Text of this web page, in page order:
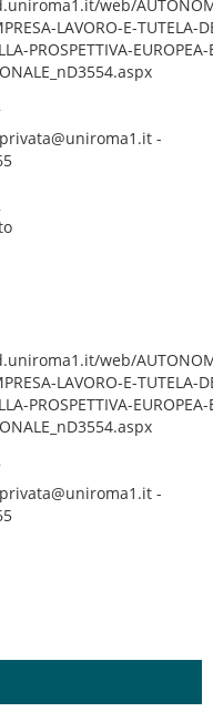
web/
LAVORO-E-TUTELA-
PROSPETTIVA-EUROPEA-
-
web/
LAVORO-E-TUTELA-
PROSPETTIVA-EUROPEA-
-